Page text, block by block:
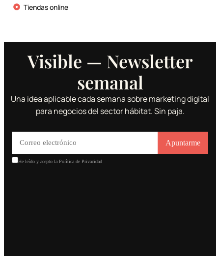
Tiendas online
Visible — Newsletter
semanal
Una idea aplicable cada semana sobre marketing digital
para negocios del sector hábitat. Sin paja.